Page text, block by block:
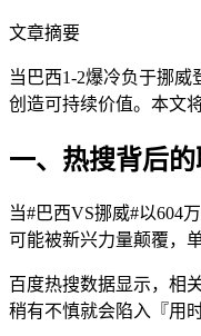
文章摘要
当巴西1-2爆冷负于挪
创造可持续价值。本文
一、热搜背后
当#巴西VS挪威#以604
可能被新兴力量颠覆，
百度热搜数据显示，相
稍有不慎就会陷入『用